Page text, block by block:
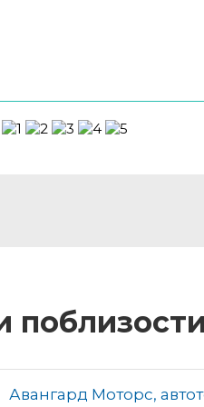
поблизости
Авангард Моторс,